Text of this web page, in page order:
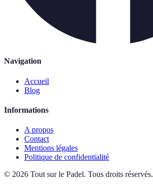
Navigation
Accueil
Blog
Informations
A propos
Contact
Mentions légales
Politique de confidentialité
© 2026 Tout sur le Padel. Tous droits réservés.